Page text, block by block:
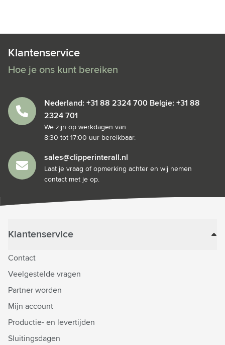
Klantenservice
Hoe je ons kunt bereiken
Nederland: +31 88 2324 700 Belgie: +31 88
2324 701
We zijn op werkdagen van
8:30 tot 17:00 uur bereikbaar.
sales@clipperinterall.nl
Laat je vraag of opmerking achter en wij nemen
contact met je op.
Klantenservice
Contact
Veelgestelde vragen
Partner worden
Mijn account
Productie- en levertijden
Sluitingsdagen